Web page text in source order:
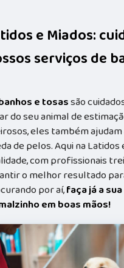
e Miados:
serviços de
e tosassão
do seu animal de
eles também
de pelos. Aqui na
com profissionais
o melhor resultado
por aí,faça já a
em boas mãos!